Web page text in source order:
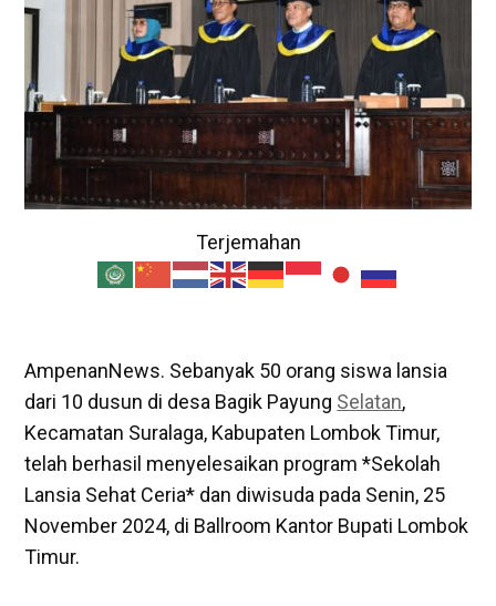
Terjemahan
AmpenanNews. Sebanyak 50 orang siswa lansia
dari 10 dusun di desa Bagik Payung Selatan,
Kecamatan Suralaga, Kabupaten Lombok Timur,
telah berhasil menyelesaikan program *Sekolah
Lansia Sehat Ceria* dan diwisuda pada Senin, 25
November 2024, di Ballroom Kantor Bupati Lombok
Timur.